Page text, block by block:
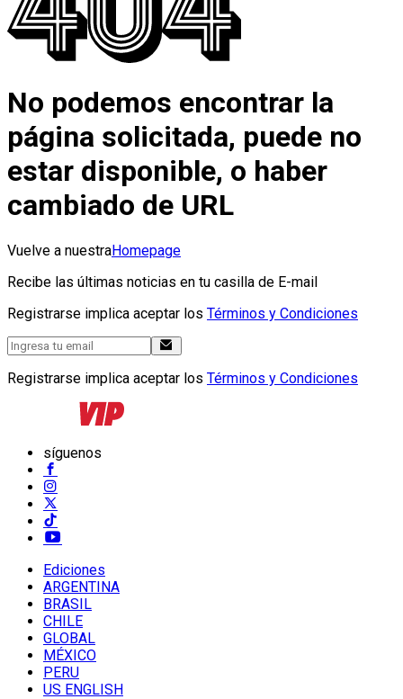
No podemos encontrar la
página solicitada, puede no
estar disponible, o haber
cambiado de URL
Vuelve a nuestraHomepage
Recibe las últimas noticias en tu casilla de E-mail
Registrarse implica aceptar los Términos y Condiciones
Registrarse implica aceptar los Términos y Condiciones
síguenos
Ediciones
ARGENTINA
BRASIL
CHILE
GLOBAL
MÉXICO
PERU
US ENGLISH